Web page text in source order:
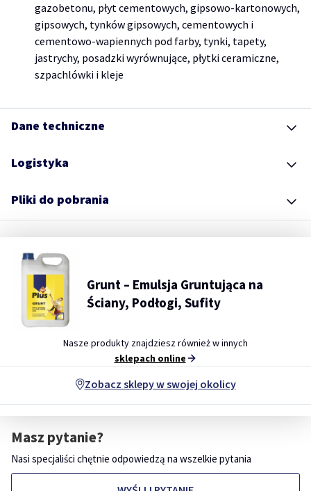
gazobetonu, płyt cementowych, gipsowo-kartonowych,
gipsowych, tynków gipsowych, cementowych i
cementowo-wapiennych pod farby, tynki, tapety,
jastrychy, posadzki wyrównujące, płytki ceramiczne,
szpachlówki i kleje
Dane techniczne
Logistyka
Pliki do pobrania
Grunt – Emulsja Gruntująca na
Ściany, Podłogi, Sufity
Nasze produkty znajdziesz również w innych
sklepach online
Zobacz sklepy w swojej okolicy
Masz pytanie?
Nasi specjaliści chętnie odpowiedzą na wszelkie pytania